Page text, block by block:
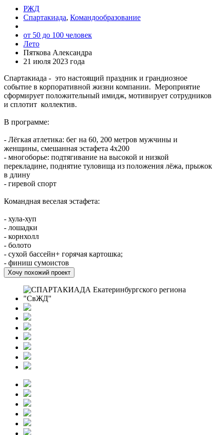
РЖД
Спартакиада, Командообразование
от 50 до 100 человек
Лето
Пяткова Александра
21 июля 2023 года
Спартакиада - это настоящий праздник и грандиозное
событие в корпоративной жизни компании. Мероприятие
сформирует положительный имидж, мотивирует сотрудников
и сплотит коллектив.
В программе:
- Лёгкая атлетика: бег на 60, 200 метров мужчины и
женщины, смешанная эстафета 4х200
- многоборье: подтягивание на высокой и низкой
перекладине, поднятие туловища из положения лёжа, прыжок
в длину
- гиревой спорт
Командная веселая эстафета:
- хула-хуп
- лошадки
- корнхолл
- болото
- сухой бассейн+ горячая картошка;
- финиш сумоистов
Хочу похожий проект